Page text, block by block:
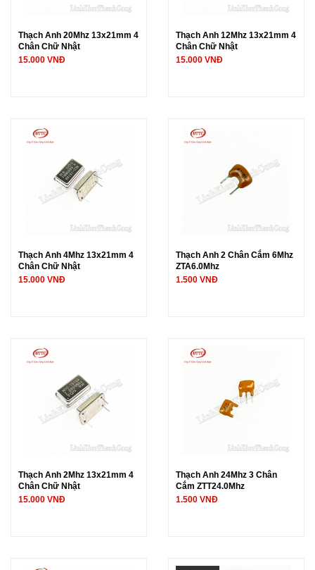
Thạch Anh 20Mhz 13x21mm 4
Chân Chữ Nhật
15.000 VNĐ
Thạch Anh 12Mhz 13x21mm 4
Chân Chữ Nhật
15.000 VNĐ
Thạch Anh 4Mhz 13x21mm 4
Chân Chữ Nhật
15.000 VNĐ
Thạch Anh 2 Chân Cắm 6Mhz
ZTA6.0Mhz
1.500 VNĐ
Thạch Anh 2Mhz 13x21mm 4
Chân Chữ Nhật
15.000 VNĐ
Thạch Anh 24Mhz 3 Chân
Cắm ZTT24.0Mhz
1.500 VNĐ